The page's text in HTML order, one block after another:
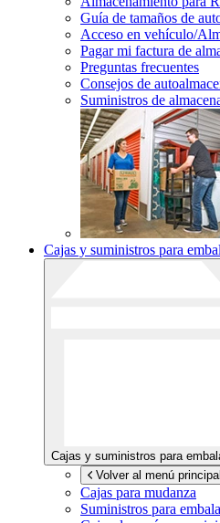
Guía de tamaños de
Acceso en vehículo/
Pagar mi factura de
Preguntas frecuentes
Consejos de
Suministros de
Cajas y suministros para
Cajas y suministros para
Volver al menú principal
Cajas para mudanza
Suministros para